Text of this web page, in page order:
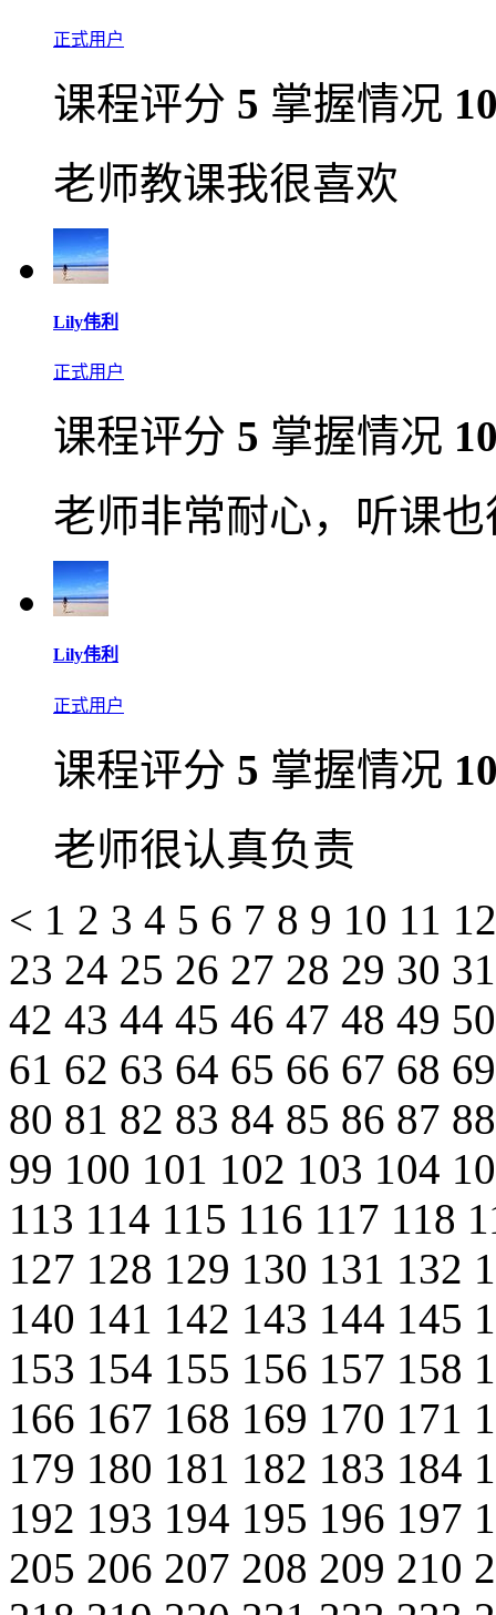
正式用户
课程评分 5 掌握情况
老师教课我很喜欢
Lily伟利
正式用户
课程评分 5 掌握情况
老师非常耐心，听课
Lily伟利
正式用户
课程评分 5 掌握情况
老师很认真负责
< 1 2 3 4 5 6 7 8 9 10 11
23 24 25 26 27 28 29 30
42 43 44 45 46 47 48 49
61 62 63 64 65 66 67 68
80 81 82 83 84 85 86 87
99 100 101 102 103 104
113 114 115 116 117 118
127 128 129 130 131 132
140 141 142 143 144 145
153 154 155 156 157 158
166 167 168 169 170 171
179 180 181 182 183 184
192 193 194 195 196 197
205 206 207 208 209 210